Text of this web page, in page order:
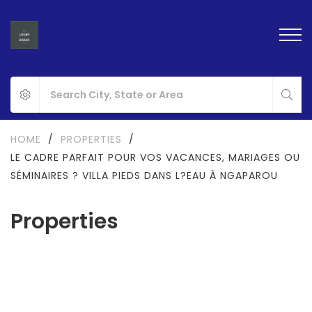
Properties
HOME / PROPERTIES
/
LE CADRE PARFAIT POUR VOS VACANCES, MARIAGES OU
SÉMINAIRES ? VILLA PIEDS DANS L?EAU À NGAPAROU